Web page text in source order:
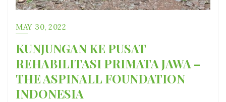
MAY 30, 2022
KUNJUNGAN KE PUSAT
REHABILITASI PRIMATA JAWA –
THE ASPINALL FOUNDATION
INDONESIA